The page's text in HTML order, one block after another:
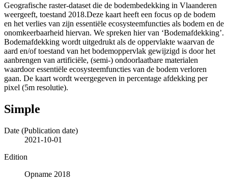
Geografische raster-dataset die de bodembedekking in Vlaanderen
weergeeft, toestand 2018.Deze kaart heeft een focus op de bodem
en het verlies van zijn essentiële ecosysteemfuncties als bodem en de
onomkeerbaarheid hiervan. We spreken hier van ‘Bodemafdekking’.
Bodemafdekking wordt uitgedrukt als de oppervlakte waarvan de
aard en/of toestand van het bodemoppervlak gewijzigd is door het
aanbrengen van artificiële, (semi-) ondoorlaatbare materialen
waardoor essentiële ecosysteemfuncties van de bodem verloren
gaan. De kaart wordt weergegeven in percentage afdekking per
pixel (5m resolutie).
Simple
Date (Publication date)
2021-10-01
Edition
Opname 2018